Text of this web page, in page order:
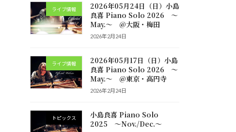
ライブ情報
2026年05月24日（日）小島
良喜 Piano Solo 2026 ～
May.～ @大阪・梅田
2026年2月24日
ライブ情報
2026年05月17日（日）小島
良喜 Piano Solo 2026 ～
May.～ @東京・高円寺
2026年2月24日
トピックス
小島良喜 Piano Solo
2025 ～Nov./Dec.～